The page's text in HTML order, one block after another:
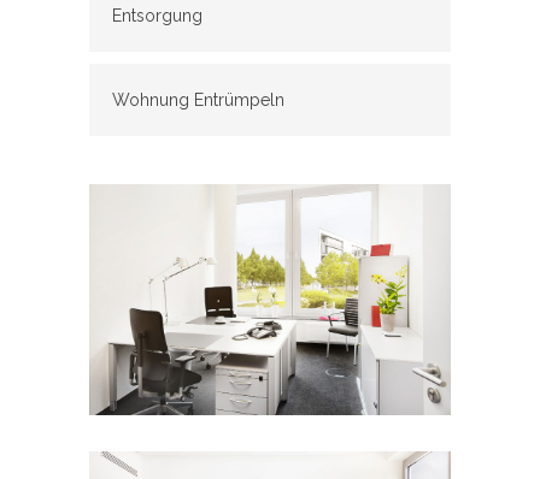
Entsorgung
Wohnung Entrümpeln